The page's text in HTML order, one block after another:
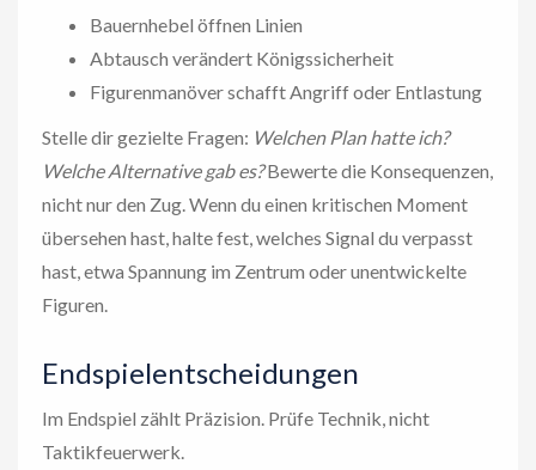
Bauernhebel öffnen Linien
Abtausch verändert Königssicherheit
Figurenmanöver schafft Angriff oder Entlastung
Stelle dir gezielte Fragen: Welchen Plan hatte ich?
Welche Alternative gab es?Bewerte die Konsequenzen,
nicht nur den Zug. Wenn du einen kritischen Moment
übersehen hast, halte fest, welches Signal du verpasst
hast, etwa Spannung im Zentrum oder unentwickelte
Figuren.
Endspielentscheidungen
Im Endspiel zählt Präzision. Prüfe Technik, nicht
Taktikfeuerwerk.